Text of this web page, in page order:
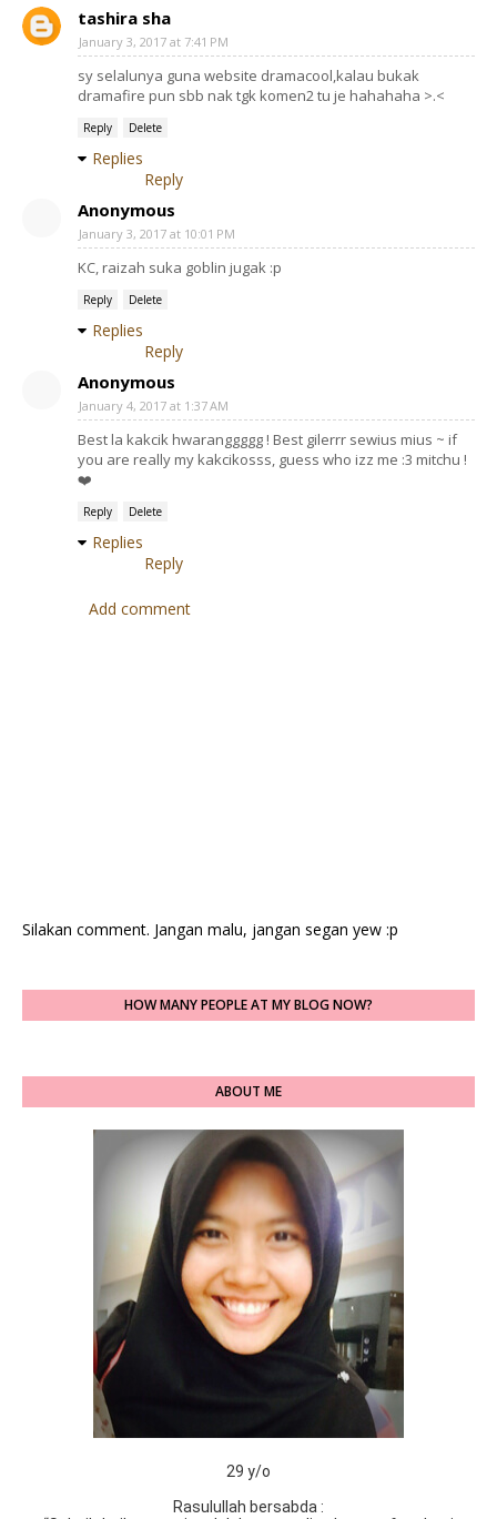
tashira sha
January 3, 2017 at 7:41 PM
sy selalunya guna website dramacool,kalau bukak
dramafire pun sbb nak tgk komen2 tu je hahahaha >.<
Reply Delete
Replies
Reply
Anonymous
January 3, 2017 at 10:01 PM
KC, raizah suka goblin jugak :p
Reply Delete
Replies
Reply
Anonymous
January 4, 2017 at 1:37 AM
Best la kakcik hwaranggggg ! Best gilerrr sewius mius ~ if
you are really my kakcikosss, guess who izz me :3 mitchu !
❤️
Reply Delete
Replies
Reply
Add comment
Silakan comment. Jangan malu, jangan segan yew :p
HOW MANY PEOPLE AT MY BLOG NOW?
ABOUT ME
29 y/o
Rasulullah bersabda :